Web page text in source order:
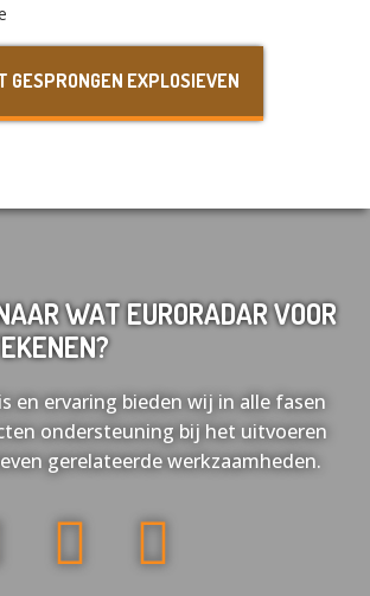
GESPRONGEN EXPLOSIEVEN
WAT EURORADAR VOOR
en ervaring bieden wij in alle fasen
ondersteuning bij het uitvoeren
gerelateerde werkzaamheden.
Nederlands English
Français Deutsch